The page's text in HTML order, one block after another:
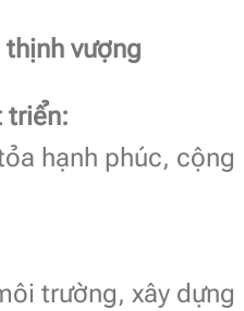
vượng
triển:
hạnh phúc, cộng
trường, xây dựng